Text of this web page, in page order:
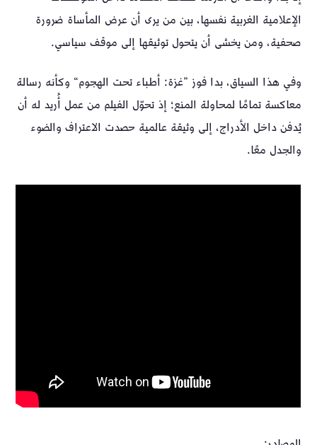
الإعلامية الغربية نفسها، بين من يرى أن عرض المأساة ضرورة
صحفية، ومن يخشى أن يتحول توثيقها إلى موقف سياسي.
وفي هذا السياق، بدا فوز ”غزة: أطباء تحت الهجوم“ وكأنه رسالة
معاكسة تمامًا لمحاولة المنع؛ إذ تحوّل الفيلم من عمل أُريد له أن
يُدفن داخل الأدراج، إلى وثيقة عالمية حصدت الاعتراف والضوء
والجدل معًا.